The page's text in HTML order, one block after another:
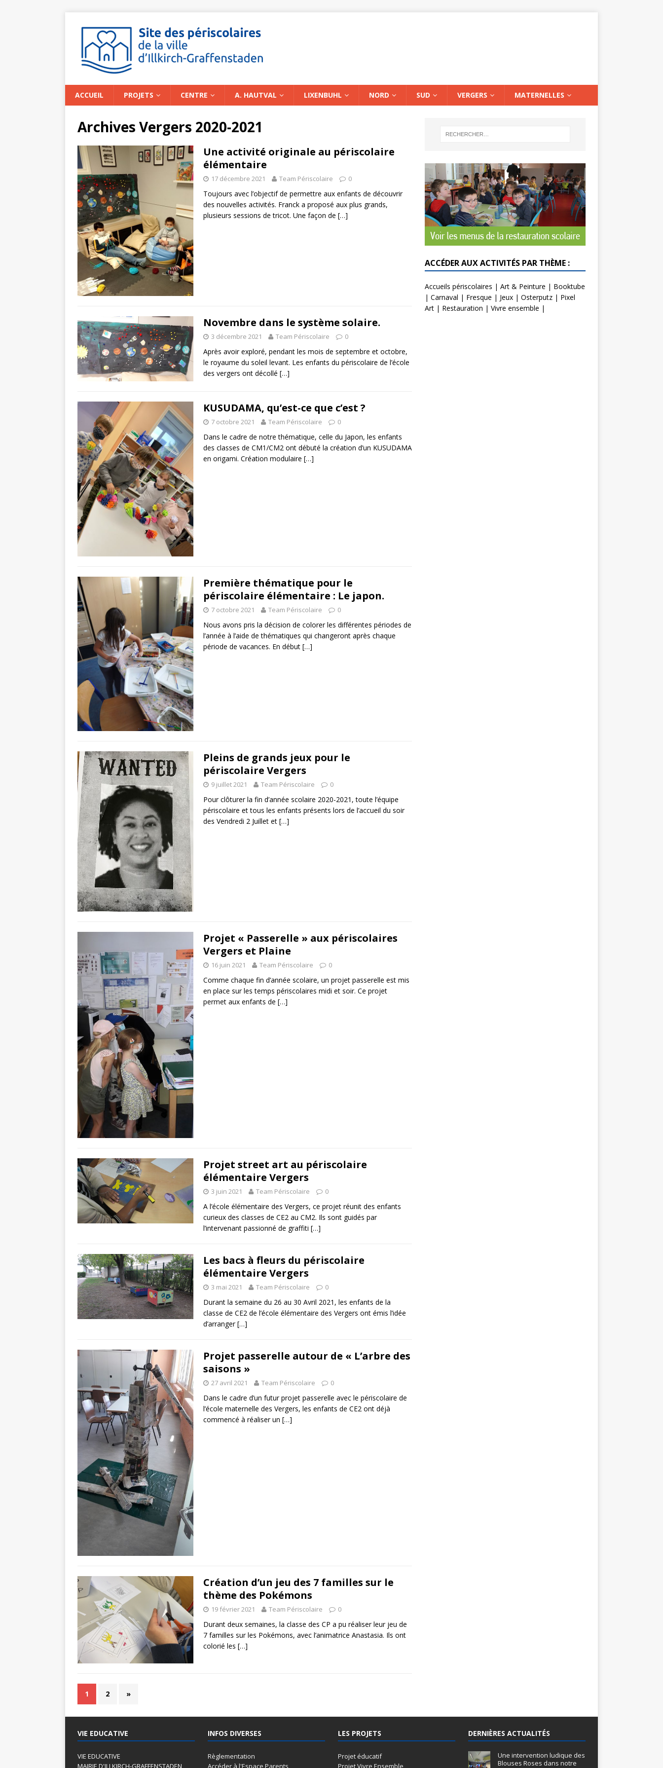
ACCUEIL PROJETS CENTRE A. HAUTVAL LIXENBUHL NORD SUD VERGERS MATERNELLES
Archives Vergers 2020-2021
Une activité originale au périscolaire
élémentaire
17 décembre 2021 Team Périscolaire 0
Toujours avec l’objectif de permettre aux enfants de découvrir
des nouvelles activités. Franck a proposé aux plus grands,
plusieurs sessions de tricot. Une façon de […]
Novembre dans le système solaire.
3 décembre 2021 Team Périscolaire 0
Après avoir exploré, pendant les mois de septembre et octobre,
le royaume du soleil levant. Les enfants du périscolaire de l’école
des vergers ont décollé […]
KUSUDAMA, qu’est-ce que c’est ?
7 octobre 2021 Team Périscolaire 0
Dans le cadre de notre thématique, celle du Japon, les enfants
des classes de CM1/CM2 ont débuté la création d’un KUSUDAMA
en origami. Création modulaire […]
Première thématique pour le
périscolaire élémentaire : Le japon.
7 octobre 2021 Team Périscolaire 0
Nous avons pris la décision de colorer les différentes périodes de
l’année à l’aide de thématiques qui changeront après chaque
période de vacances. En début […]
Pleins de grands jeux pour le
périscolaire Vergers
9 juillet 2021 Team Périscolaire 0
Pour clôturer la fin d’année scolaire 2020-2021, toute l’équipe
périscolaire et tous les enfants présents lors de l’accueil du soir
des Vendredi 2 Juillet et […]
Projet « Passerelle » aux périscolaires
Vergers et Plaine
16 juin 2021 Team Périscolaire 0
Comme chaque fin d’année scolaire, un projet passerelle est mis
en place sur les temps périscolaires midi et soir. Ce projet
permet aux enfants de […]
Projet street art au périscolaire
élémentaire Vergers
3 juin 2021 Team Périscolaire 0
A l’école élémentaire des Vergers, ce projet réunit des enfants
curieux des classes de CE2 au CM2. Ils sont guidés par
l’intervenant passionné de graffiti […]
Les bacs à fleurs du périscolaire
élémentaire Vergers
3 mai 2021 Team Périscolaire 0
Durant la semaine du 26 au 30 Avril 2021, les enfants de la
classe de CE2 de l’école élémentaire des Vergers ont émis l’idée
d’arranger[…]
Projet passerelle autour de « L’arbre des
saisons »
27 avril 2021 Team Périscolaire 0
Dans le cadre d’un futur projet passerelle avec le périscolaire de
l’école maternelle des Vergers, les enfants de CE2 ont déjà
commencé à réaliser un […]
Création d’un jeu des 7 familles sur le
thème des Pokémons
19 février 2021 Team Périscolaire 0
Durant deux semaines, la classe des CP a pu réaliser leur jeu de
7 familles sur les Pokémons, avec l’animatrice Anastasia. Ils ont
colorié les […]
1 2 »
ACCÉDER AUX ACTIVITÉS PAR THÈME :
Accueils périscolaires | Art & Peinture | Booktube
| Carnaval | Fresque | Jeux| Osterputz| Pixel
Art| Restauration | Vivre ensemble |
VIE EDUCATIVE
VIE EDUCATIVE
MAIRIE D'ILLKIRCH-GRAFFENSTADEN
INFOS DIVERSES
Règlementation
Accéder à l'Espace Parents
LES PROJETS
Projet éducatif
Projet Vivre Ensemble
DERNIÈRES ACTUALITÉS
Une intervention ludique des
Blouses Roses dans notre